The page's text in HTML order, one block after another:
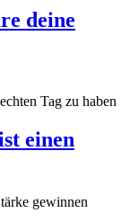
deine
einen